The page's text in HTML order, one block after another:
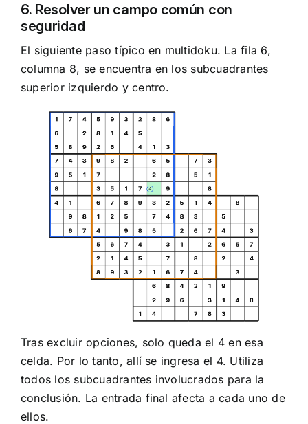
6. Resolver un campo común con
seguridad
El siguiente paso típico en multidoku. La fila 6,
columna 8, se encuentra en los subcuadrantes
superior izquierdo y centro.
Tras excluir opciones, solo queda el 4 en esa
celda. Por lo tanto, allí se ingresa el 4. Utiliza
todos los subcuadrantes involucrados para la
conclusión. La entrada final afecta a cada uno de
ellos.